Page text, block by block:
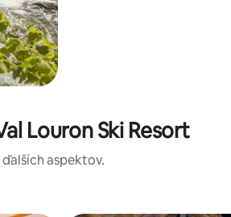
Louron Ski Resort
aspektov.